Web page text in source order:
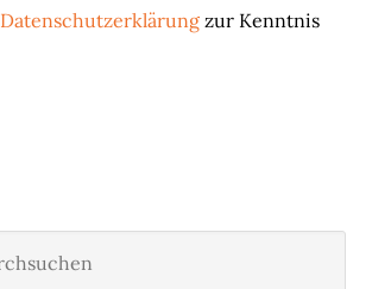
Datenschutzerklärung zur Kenntnis